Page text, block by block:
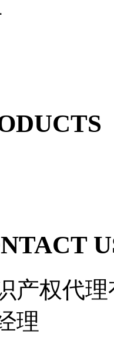
产权代
理